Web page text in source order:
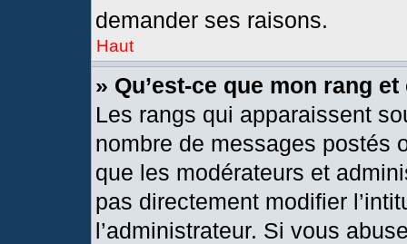
demander ses raisons.
Haut
» Qu’est-ce que mon rang
Les rangs qui apparaissent
nombre de messages postés
que les modérateurs et
pas directement modifier
l’administrateur. Si vous